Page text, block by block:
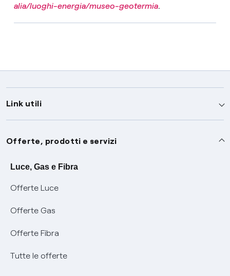
alia/luoghi-energia/museo-geotermia.
Link utili
Assistenza
Avvisi
SOS luce e gas
Conciliazioni e risoluzione delle controversie
Negoziazione paritetica
Informazioni Sisma
Servizi
Moduli e documenti
Documenti Fibra
Offerte, prodotti e servizi
Luce, Gas e Fibra
Offerte Luce
Offerte Gas
Offerte Fibra
Tutte le offerte